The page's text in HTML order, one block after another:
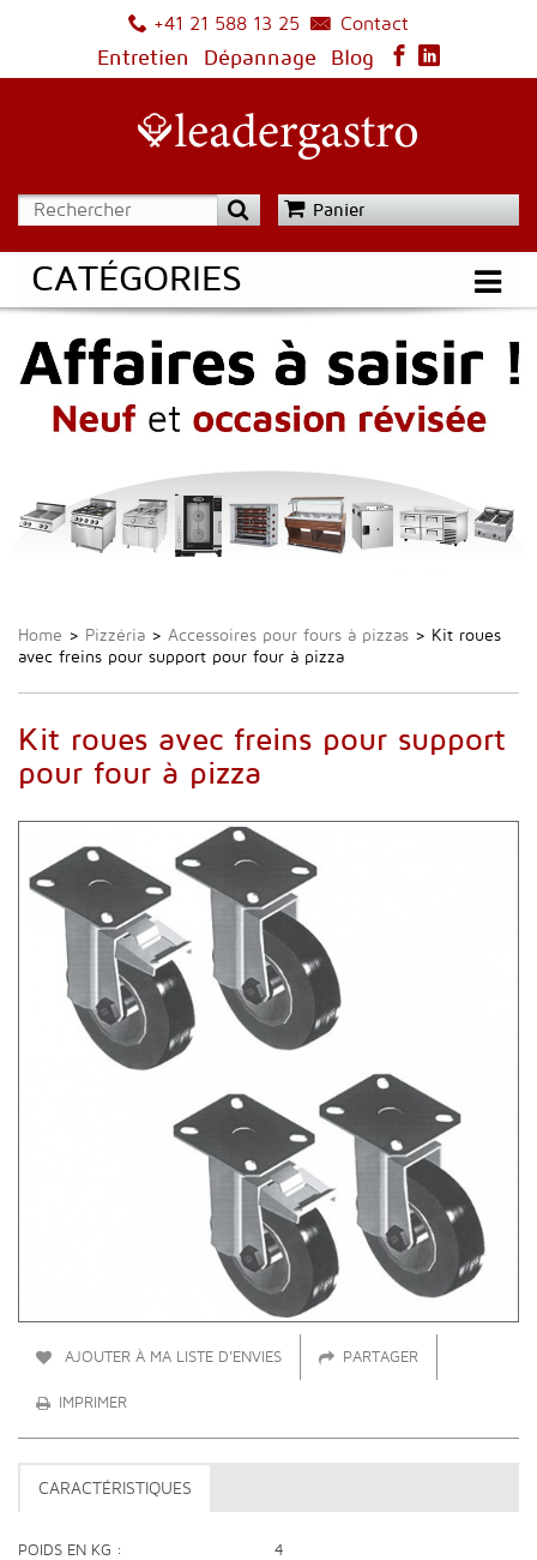
+41 21 588 13 25
Contact
Entretien
Dépannage Blog
Panier
CATÉGORIES
Home > Pizzéria > Accessoires pour fours à pizzas > Kit roues
avec freins pour support pour four à pizza
Kit roues avec freins pour support
pour four à pizza
AJOUTER À MA LISTE D'ENVIES PARTAGER
IMPRIMER
CARACTÉRISTIQUES
POIDS EN KG 4